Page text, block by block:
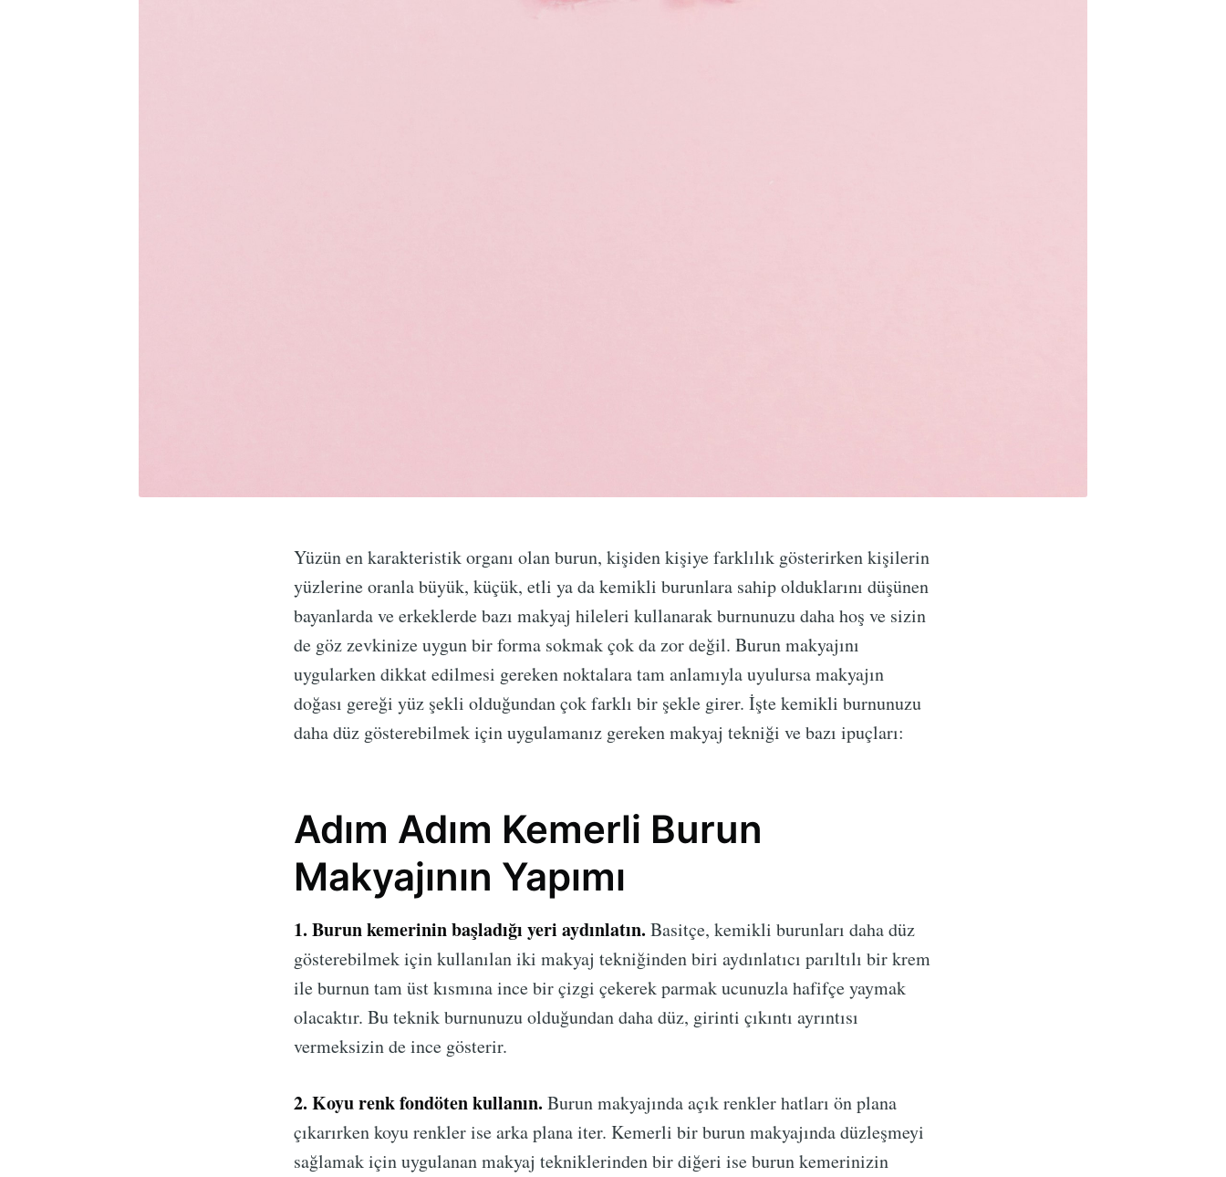
Yüzün en karakteristik organı olan burun, kişiden kişiye farklılık gösterirken kişilerin
yüzlerine oranla büyük, küçük, etli ya da kemikli burunlara sahip olduklarını düşünen
bayanlarda ve erkeklerde bazı makyaj hileleri kullanarak burnunuzu daha hoş ve sizin
de göz zevkinize uygun bir forma sokmak çok da zor değil. Burun makyajını
uygularken dikkat edilmesi gereken noktalara tam anlamıyla uyulursa makyajın
doğası gereği yüz şekli olduğundan çok farklı bir şekle girer. İşte kemikli burnunuzu
daha düz gösterebilmek için uygulamanız gereken makyaj tekniği ve bazı ipuçları:
Adım Adım Kemerli Burun
Makyajının Yapımı
1. Burun kemerinin başladığı yeri aydınlatın. Basitçe, kemikli burunları daha düz
gösterebilmek için kullanılan iki makyaj tekniğinden biri aydınlatıcı parıltılı bir krem
ile burnun tam üst kısmına ince bir çizgi çekerek parmak ucunuzla hafifçe yaymak
olacaktır. Bu teknik burnunuzu olduğundan daha düz, girinti çıkıntı ayrıntısı
vermeksizin de ince gösterir.
2. Koyu renk fondöten kullanın. Burun makyajında açık renkler hatları ön plana
çıkarırken koyu renkler ise arka plana iter. Kemerli bir burun makyajında düzleşmeyi
sağlamak için uygulanan makyaj tekniklerinden bir diğeri ise burun kemerinizin